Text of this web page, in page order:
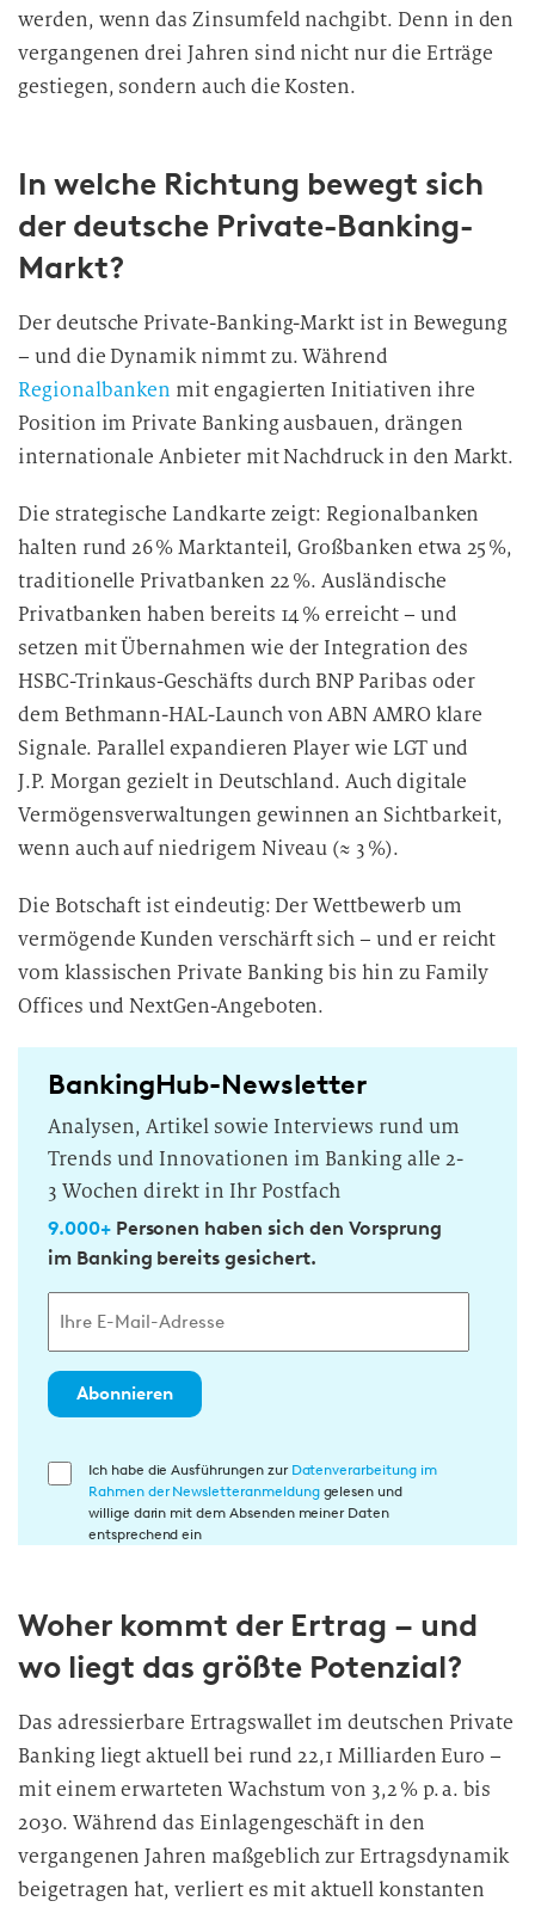
werden, wenn das Zinsumfeld nachgibt. Denn in den
vergangenen drei Jahren sind nicht nur die Erträge
gestiegen, sondern auch die Kosten.
In welche Richtung bewegt sich
der deutsche Private-Banking-
Markt?
Der deutsche Private-Banking-Markt ist in Bewegung
– und die Dynamik nimmt zu. Während
Regionalbanken mit engagierten Initiativen ihre
Position im Private Banking ausbauen, drängen
internationale Anbieter mit Nachdruck in den Markt.
Die strategische Landkarte zeigt: Regionalbanken
halten rund 26 % Marktanteil, Großbanken etwa 25 %,
traditionelle Privatbanken 22 %. Ausländische
Privatbanken haben bereits 14 % erreicht – und
setzen mit Übernahmen wie der Integration des
HSBC-Trinkaus-Geschäfts durch BNP Paribas oder
dem Bethmann-HAL-Launch von ABN AMRO klare
Signale. Parallel expandieren Player wie LGT und
J.P. Morgan gezielt in Deutschland. Auch digitale
Vermögensverwaltungen gewinnen an Sichtbarkeit,
wenn auch auf niedrigem Niveau (≈ 3 %).
Die Botschaft ist eindeutig: Der Wettbewerb um
vermögende Kunden verschärft sich – und er reicht
vom klassischen Private Banking bis hin zu Family
Offices und NextGen-Angeboten.
BankingHub-Newsletter
Analysen, Artikel sowie Interviews rund um
Trends und Innovationen im Banking alle 2-
3 Wochen direkt in Ihr Postfach
9.000+Personen haben sich den Vorsprung
im Banking bereits gesichert.
Abonnieren
E
l
i
n
g
i
n
d
Ich habe die Ausführungen zur Datenverarbeitung im
Rahmen der Newsletteranmeldunggelesen und
willige darin mit dem Absenden meiner Daten
entsprechend ein
Woher kommt der Ertrag – und
wo liegt das größte Potenzial?
Das adressierbare Ertragswallet im deutschen Private
Banking liegt aktuell bei rund 22,1 Milliarden Euro –
mit einem erwarteten Wachstum von 3,2 % p. a. bis
2030. Während das Einlagengeschäft in den
vergangenen Jahren maßgeblich zur Ertragsdynamik
beigetragen hat, verliert es mit aktuell konstanten